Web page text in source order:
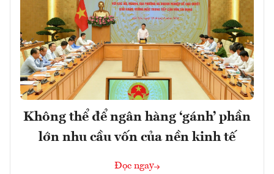
Không thể để ngân hàng ‘gánh’ phần
lớn nhu cầu vốn của nền kinh tế
Đọc ngay